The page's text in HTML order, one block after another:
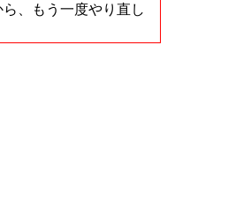
、もう一度やり直し